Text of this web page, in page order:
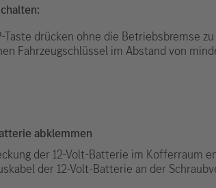
Taste drücken ohne die Betriebsbremse
Fahrzeugschlüssel im Abstand von
abklemmen
der 12-Volt-Batterie im Kofferraum
der 12-Volt-Batterie an der